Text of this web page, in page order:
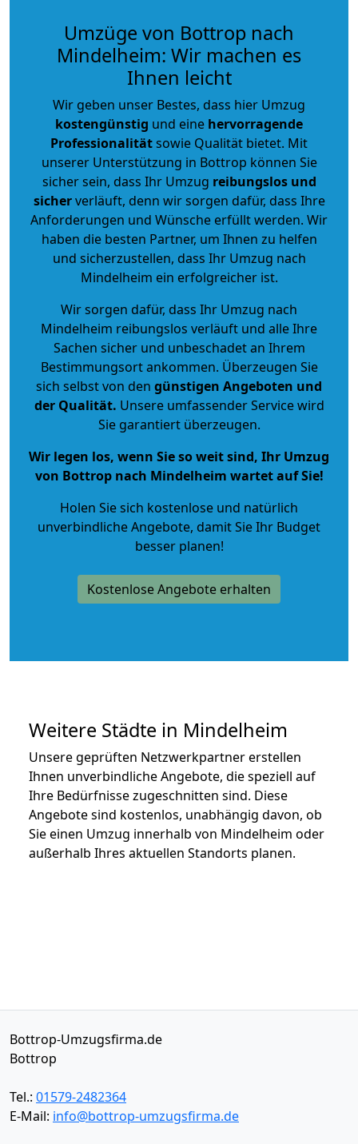
Umzüge von Bottrop nach
Mindelheim: Wir machen es
Ihnen leicht
Wir geben unser Bestes, dass hier Umzug
kostengünstig und eine hervorragende
Professionalitätsowie Qualität bietet. Mit
unserer Unterstützung in Bottrop können Sie
sicher sein, dass Ihr Umzug reibungslos und
sicherverläuft, denn wir sorgen dafür, dass Ihre
Anforderungen und Wünsche erfüllt werden. Wir
haben die besten Partner, um Ihnen zu helfen
und sicherzustellen, dass Ihr Umzug nach
Mindelheim ein erfolgreicher ist.
Wir sorgen dafür, dass Ihr Umzug nach
Mindelheim reibungslos verläuft und alle Ihre
Sachen sicher und unbeschadet an Ihrem
Bestimmungsort ankommen. Überzeugen Sie
sich selbst von den günstigen Angeboten und
der Qualität. Unsere umfassender Service wird
Sie garantiert überzeugen.
Wir legen los, wenn Sie so weit sind, Ihr Umzug
von Bottrop nach Mindelheim wartet auf Sie!
Holen Sie sich kostenlose und natürlich
unverbindliche Angebote, damit Sie Ihr Budget
besser planen!
Kostenlose Angebote erhalten
Weitere Städte in Mindelheim
Unsere geprüften Netzwerkpartner erstellen
Ihnen unverbindliche Angebote, die speziell auf
Ihre Bedürfnisse zugeschnitten sind. Diese
Angebote sind kostenlos, unabhängig davon, ob
Sie einen Umzug innerhalb von Mindelheim oder
außerhalb Ihres aktuellen Standorts planen.
Bottrop-Umzugsfirma.de
Bottrop
Tel.: 01579-2482364
E-Mail: info@bottrop-umzugsfirma.de